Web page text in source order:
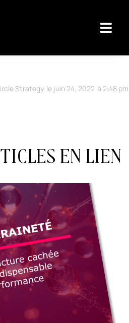
Strategy le juin 24, 2022 à 2:48 pm
en lien